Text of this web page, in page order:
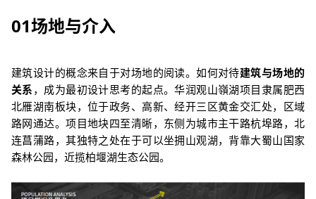
01场地与介入
建筑设计的概念来自于对场地的阅读。如何对待建筑与场地的
关系 ，成为最初设计思考的起点。华润观山嶺湖项目隶属肥西
北雁湖南板块，位于政务、高新、经开三区黄金交汇处，区域
路网通达。项目地块四至清晰，东侧为城市主干路杭埠路，北
连菖蒲路，其独特之处在于可以坐拥山观湖，背靠大蜀山国家
森林公园，近揽柏堰湖生态公园。